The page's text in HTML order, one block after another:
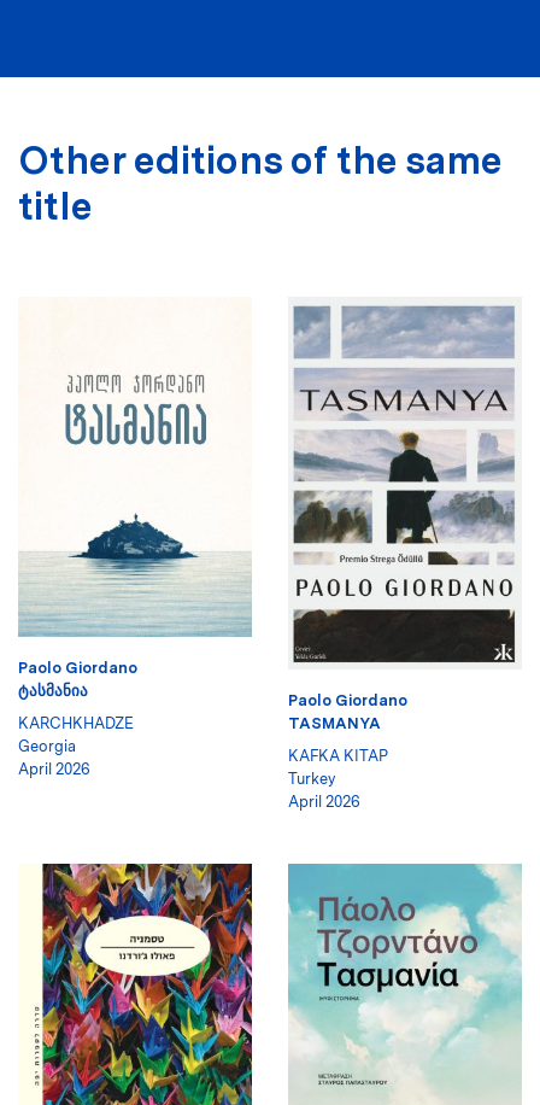
Other editions of the same
title
Paolo Giordano
ᲢᲐᲡᲛᲐᲜᲘᲐ
KARCHKHADZE
Georgia
April 2026
Paolo Giordano
TASMANYA
KAFKA KITAP
Turkey
April 2026